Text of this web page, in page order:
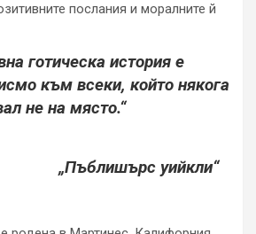
послания и моралните й
готическа история е
към всеки, който някога
не на място.“
уийкли“